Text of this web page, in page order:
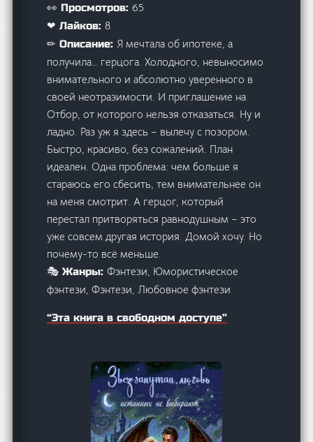
👀 Просмотров:65
❤ Лайков:8
✏ Описание:Я мечтала об ипотеке, а
получила… герцога. Холодного, невыносимо
внимательного и абсолютно уверенного в
своей неотразимости. И приглашение на
Отбор, от которого нельзя отказаться. Ну и
ладно. Раз уж я здесь – вылечу с позором.
Быстро, красиво, без сожалений. План
идеален. Одна проблема: чем больше я
стараюсь его сбесить, тем внимательнее он
на меня смотрит. А герцог, который
перестал притворяться равнодушным – это
уже совсем другая история. Домой хочу. Но
почему-то всё меньше.
🎭 Жанры:Фэнтези, Юмористическое
фэнтези, Фэнтези, Любовное фэнтези
“Эта книга в свободном доступе”